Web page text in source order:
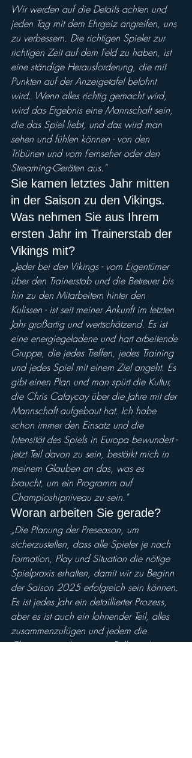
Wir werden auf die Details achten und
jeden Tag mit dem Ehrgeiz angreifen, uns
zu verbessern. Die richtigen Spieler zur
richtigen Zeit auf dem Feld zu haben, ist
eine ständige Herausforderung, die mit
Punkten auf der Anzeigetafel belohnt
wird. Wenn alles richtig gemacht wird,
wird das Ergebnis eine Mannschaft sein,
die das Spiel liebt, und das wird man
sehen und fühlen können - von den
Tribünen und vom Fernseher oder den
Streaming-Geräten aus."
Sie kamen letztes Jahr mitten
in der Saison zu den Vikings.
Was nehmen Sie aus Ihrem
ersten Jahr im Trainerstab der
Vikings mit?
„Jeder bei den Vikings - vom Eigentümer
über den Trainerstab und die Betreuer bis
hin zu den Mitarbeitern hinter den
Kulissen - ist seit meiner Ankunft im letzten
Jahr großartig und wertschätzend. Es ist
eine energiegeladene und hart arbeitende
Gruppe, die jedes Treffen, jedes Training
und jedes Spiel mit einem Ziel angeht. Es
gibt einen Plan und man spürt die Kultur,
die Chris Calaycay über die Jahre mit der
Mannschaft aufgebaut hat. Ich habe
schon immer den Einsatz und die
Intensität des Spiels in Europa bewundert -
jetzt Teil davon zu sein, bestärkt mich in
meinem Glauben an das, was es
braucht, um ein Programm auf
Champioshipniveau zu sein."
Woran arbeiten Sie gerade?
„Die Planung der Preseason, um
sicherzustellen, dass alle Spieler je nach
Formation, Play und Situation die nötige
Spielpraxis erhalten, damit wir zu Beginn
der Saison 2025 erfolgreich sein können.
Es ist jedes Jahr ein detaillierter Prozess,
aber es ist auch ein lohnender Teil, alles
zusammenzufügen und jedem die
Chance zu geben, seine Rolle in der